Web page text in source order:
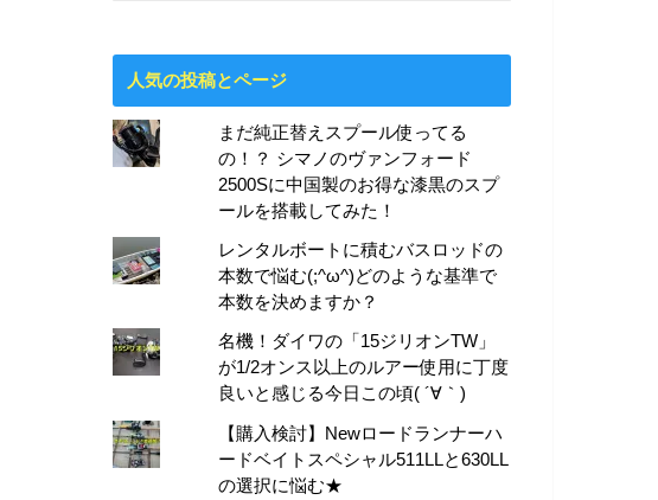
人気の投稿とページ
まだ純正替えスプール使ってる
の！？ シマノのヴァンフォード
2500Sに中国製のお得な漆黒のスプ
ールを搭載してみた！
レンタルボートに積むバスロッドの
本数で悩む(;^ω^)どのような基準で
本数を決めますか？
名機！ダイワの「15ジリオンTW」
が1/2オンス以上のルアー使用に丁度
良いと感じる今日この頃( ´∀｀)
【購入検討】Newロードランナーハ
ードベイトスペシャル511LLと630LL
の選択に悩む★